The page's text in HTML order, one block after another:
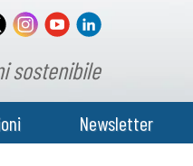
sostenibile
Newsletter